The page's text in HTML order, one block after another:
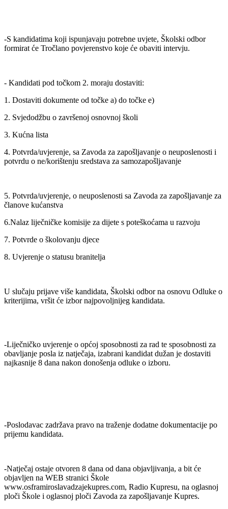
-S kandidatima koji ispunjavaju potrebne uvjete, Školski odbor
formirat će Tročlano povjerenstvo koje će obaviti intervju.
- Kandidati pod točkom 2. moraju dostaviti:
1. Dostaviti dokumente od točke a) do točke e)
2. Svjedodžbu o završenoj osnovnoj školi
3. Kućna lista
4. Potvrda/uvjerenje, sa Zavoda za zapošljavanje o neuposlenosti i
potvrdu o ne/korištenju sredstava za samozapošljavanje
5. Potvrda/uvjerenje, o neuposlenosti sa Zavoda za zapošljavanje za
članove kućanstva
6.Nalaz liječničke komisije za dijete s poteškoćama u razvoju
7. Potvrde o školovanju djece
8. Uvjerenje o statusu branitelja
U slučaju prijave više kandidata, Školski odbor na osnovu Odluke o
kriterijima, vršit će izbor najpovoljnijeg kandidata.
-Liječničko uvjerenje o općoj sposobnosti za rad te sposobnosti za
obavljanje posla iz natječaja, izabrani kandidat dužan je dostaviti
najkasnije 8 dana nakon donošenja odluke o izboru.
-Poslodavac zadržava pravo na traženje dodatne dokumentacije po
prijemu kandidata.
-Natječaj ostaje otvoren 8 dana od dana objavljivanja, a bit će
objavljen na WEB stranici Škole
www.osframiroslavadzajekupres.com, Radio Kupresu, na oglasnoj
ploči Škole i oglasnoj ploči Zavoda za zapošljavanje Kupres.